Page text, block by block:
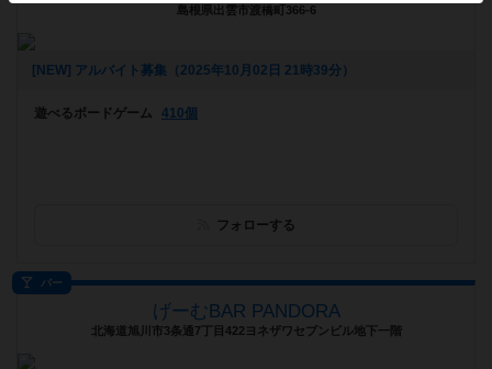
島根県出雲市渡橋町366-6
[NEW] アルバイト募集（2025年10月02日 21時39分）
遊べるボードゲーム 410個
フォローする
バー
げーむBAR PANDORA
北海道旭川市3条通7丁目422ヨネザワセブンビル地下一階